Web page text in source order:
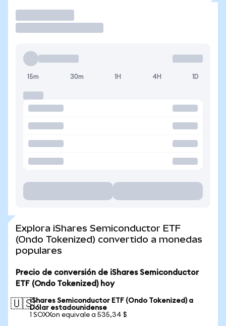
15m 30m 1H 4H 1D
Explora iShares Semiconductor ETF
(Ondo Tokenized) convertido a monedas
populares
Precio de conversión de iShares Semiconductor
ETF (Ondo Tokenized) hoy
🇺🇸iShares Semiconductor ETF (Ondo Tokenized) a
Dólar estadounidense
1 SOXXon equivale a 535,34 $